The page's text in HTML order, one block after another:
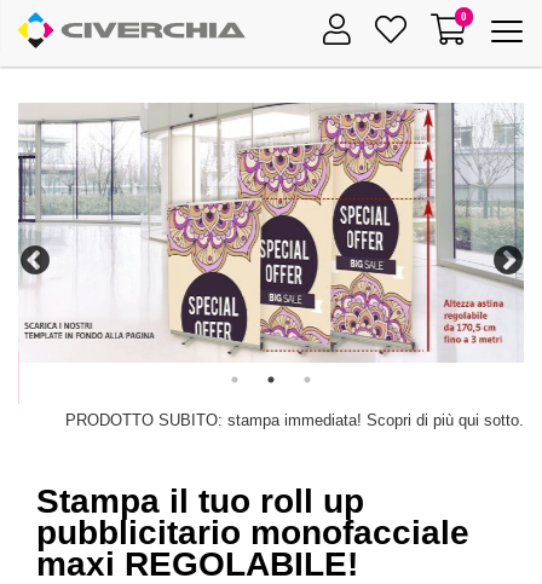
Toggle
0
PRODOTTO SUBITO: stampa immediata! Scopri di più qui sotto.
Stampa il tuo roll up
pubblicitario monofacciale
maxi REGOLABILE!